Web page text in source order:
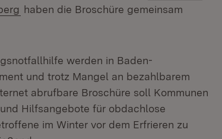
(Öffnet in neuem Fenster)
haben die Broschüre gemeinsam
werden in Baden-
und trotz Mangel an bezahlbarem
abrufbare Broschüre soll Kommunen
Hilfsangebote für obdachlose
im Winter vor dem Erfrieren zu